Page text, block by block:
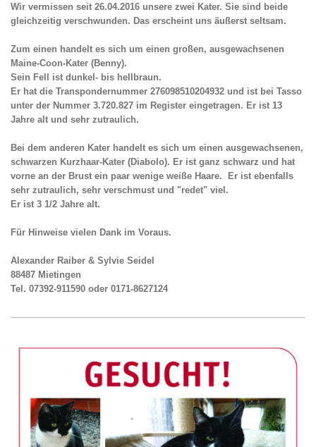
Wir vermissen seit 26.04.2016 unsere zwei Kater. Sie sind beide
gleichzeitig verschwunden. Das erscheint uns äußerst seltsam.
Zum einen handelt es sich um einen großen, ausgewachsenen
Maine-Coon-Kater (Benny).
Sein Fell ist dunkel- bis hellbraun.
Er hat die Transpondernummer 276098510204932 und ist bei Tasso
unter der Nummer 3.720.827 im Register eingetragen. Er ist 13
Jahre alt und sehr zutraulich.
Bei dem anderen Kater handelt es sich um einen ausgewachsenen,
schwarzen Kurzhaar-Kater (Diabolo). Er ist ganz schwarz und hat
vorne an der Brust ein paar wenige weiße Haare. Er ist ebenfalls
sehr zutraulich, sehr verschmust und "redet" viel.
Er ist 3 1/2 Jahre alt.
Für Hinweise vielen Dank im Voraus.
Alexander Raiber & Sylvie Seidel
88487 Mietingen
Tel. 07392-911590 oder 0171-8627124